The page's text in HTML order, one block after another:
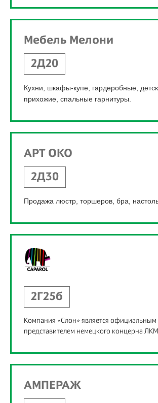
Мебель Мелони
2Д20
Кухни, шкафы-купе, гардеробные,
прихожие, спальные гарнитуры.
АРТ ОКО
2Д30
Продажа люстр, торшеров, бра,
2Г25б
Компания «Слон» является официальным
представителем немецкого концерна ЛКМ
АМПЕРАЖ